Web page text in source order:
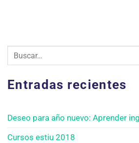
Entradas recientes
Deseo para año nuevo: Aprender
Cursos estiu 2018